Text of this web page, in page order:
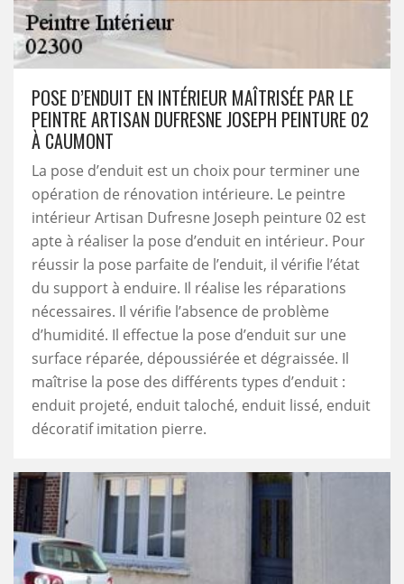
POSE D’ENDUIT EN INTÉRIEUR MAÎTRISÉE PAR LE
PEINTRE ARTISAN DUFRESNE JOSEPH PEINTURE 02
À CAUMONT
La pose d’enduit est un choix pour terminer une
opération de rénovation intérieure. Le peintre
intérieur Artisan Dufresne Joseph peinture 02 est
apte à réaliser la pose d’enduit en intérieur. Pour
réussir la pose parfaite de l’enduit, il vérifie l’état
du support à enduire. Il réalise les réparations
nécessaires. Il vérifie l’absence de problème
d’humidité. Il effectue la pose d’enduit sur une
surface réparée, dépoussiérée et dégraissée. Il
maîtrise la pose des différents types d’enduit :
enduit projeté, enduit taloché, enduit lissé, enduit
décoratif imitation pierre.